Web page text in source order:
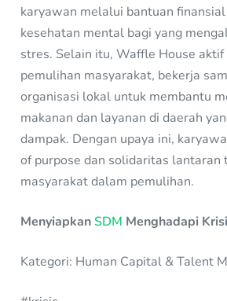
karyawan melalui bantuan
kesehatan mental bagi yang
stres. Selain itu, Waffle House aktif
pemulihan masyarakat, bekerja
organisasi lokal untuk membantu
makanan dan layanan di daerah
dampak. Dengan upaya ini,
of purpose dan solidaritas lantaran
masyarakat dalam pemulihan.
MenyiapkanSDM Menghadapi
Kategori: Human Capital & Talent